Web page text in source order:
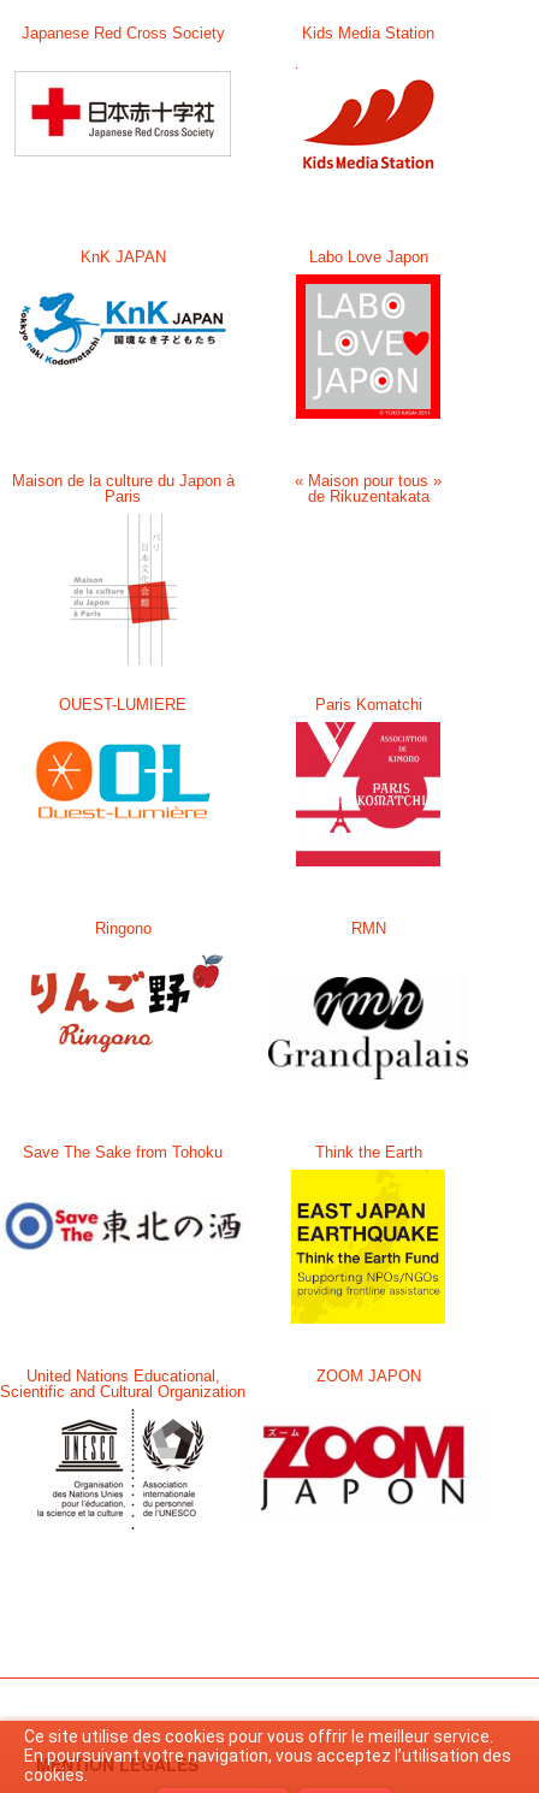
Japanese Red Cross Society Kids Media Station
KnK JAPAN Labo Love Japon
Maison de la culture du Japon à
Paris
« Maison pour tous »
de Rikuzentakata
OUEST-LUMIERE Paris Komatchi
Ringono RMN
Save The Sake from Tohoku Think the Earth
United Nations Educational,
Scientific and Cultural Organization
ZOOM JAPON
MENTION LEGALES
Ce site utilise des cookies pour vous offrir le meilleur service.
En poursuivant votre navigation, vous acceptez l’utilisation des
cookies.